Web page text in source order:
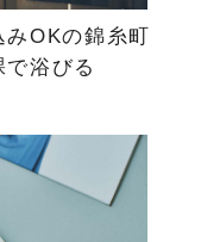
みOKの錦糸町
で浴びる